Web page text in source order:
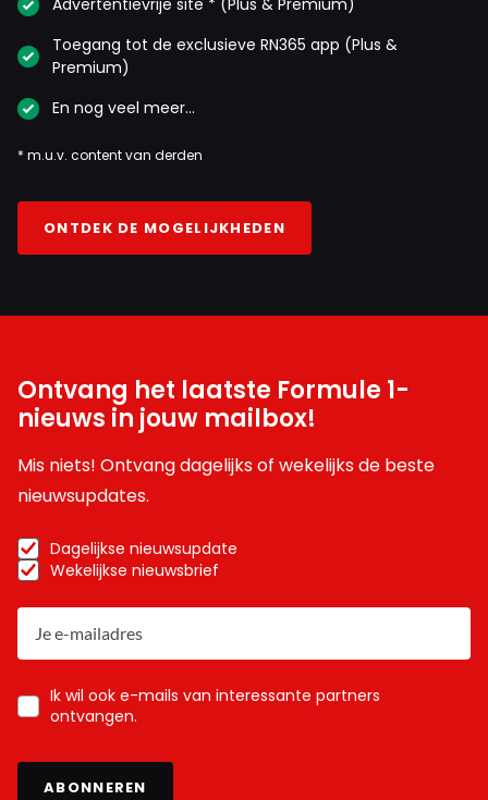
Advertentievrije site * (Plus & Premium)
Toegang tot de exclusieve RN365 app (Plus &
Premium)
En nog veel meer…
* m.u.v. content van derden
ONTDEK DE MOGELIJKHEDEN
Ontvang het laatste Formule 1-
nieuws in jouw mailbox!
Mis niets! Ontvang dagelijks of wekelijks de beste
nieuwsupdates.
Dagelijkse nieuwsupdate
Wekelijkse nieuwsbrief
Ik wil ook e-mails van interessante partners
ontvangen.
ABONNEREN